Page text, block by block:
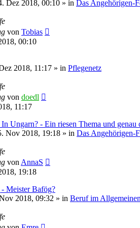
Dez 2018, 00:10 » in Das Angehörigen-
von Tobias
00:10
2018, 11:17 » in Pflegenetz
von doedl
11:17
Ungarn? - Ein riesen Thema und
Nov 2018, 19:18 » in Das Angehörigen-
von AnnaS
19:18
Meister Bafög?
2018, 09:32 » in Beruf im Allgemeinen